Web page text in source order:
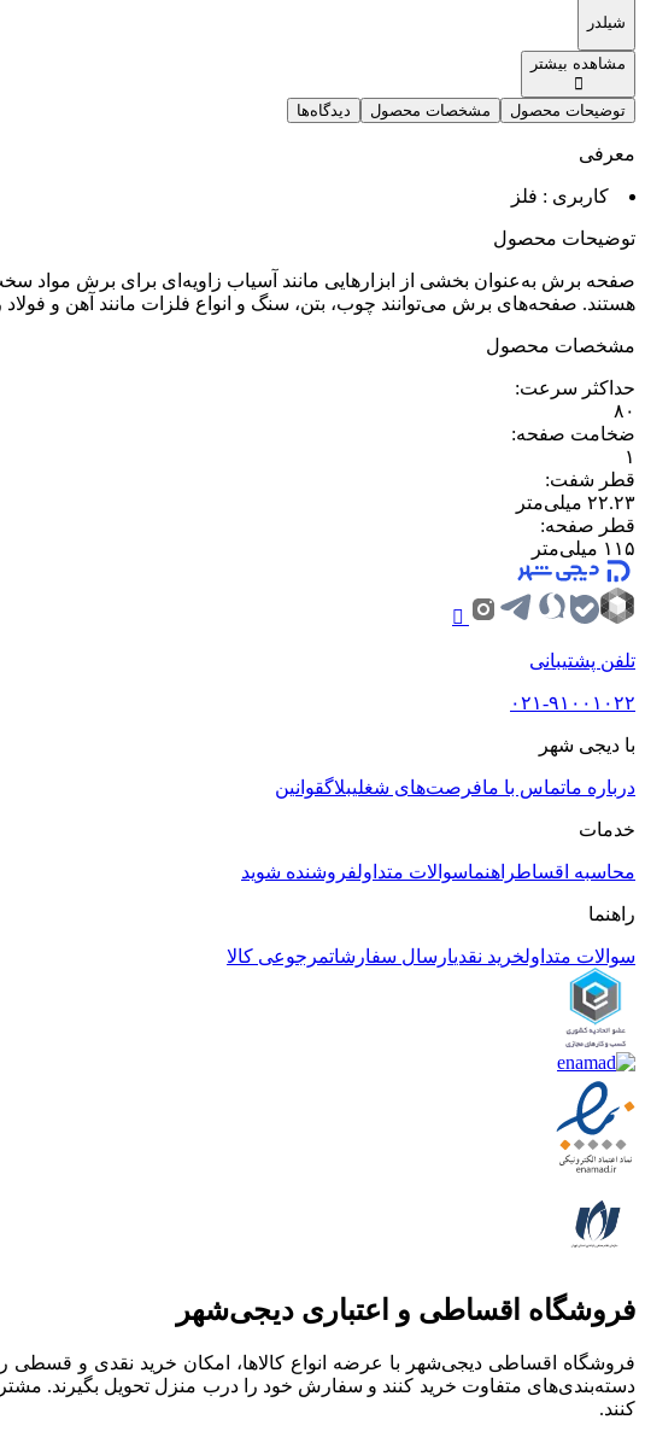
شیلدر
مشاهده بیشتر
توضیحات محصول مشخصات محصول دیدگاه‌ها
معرفی
کاربری : فلز
توضیحات محصول
هستند. صفحه‌های برش می‌توانند چوب، بتن، سنگ و انواع فلزات مانند آهن و
مشخصات محصول
حداکثر سرعت:
۸۰
ضخامت صفحه:
۱
قطر شفت:
۲۲.۲۳ میلی‌متر
قطر صفحه:
۱۱۵ میلی‌متر
تلفن پشتیبانی
۰۲۱-۹۱۰۰۱۰۲۲
با دیجی شهر
درباره ماتماس با مافرصت‌های شغلیبلاگقوانین
خدمات
محاسبه اقساطراهنماسوالات متداولفروشنده شوید
راهنما
سوالات متداولخرید نقدیارسال سفارشاتمرجوعی کالا
فروشگاه اقساطی و اعتباری دیجی‌شهر
فروشگاه اقساطی دیجی‌شهر با عرضه انواع کالا‌ها، امکان خرید نقدی و قسطی
دسته‌بندی‌های متفاوت خرید کنند و سفارش خود را درب منزل تحویل بگیرند.
کنند.